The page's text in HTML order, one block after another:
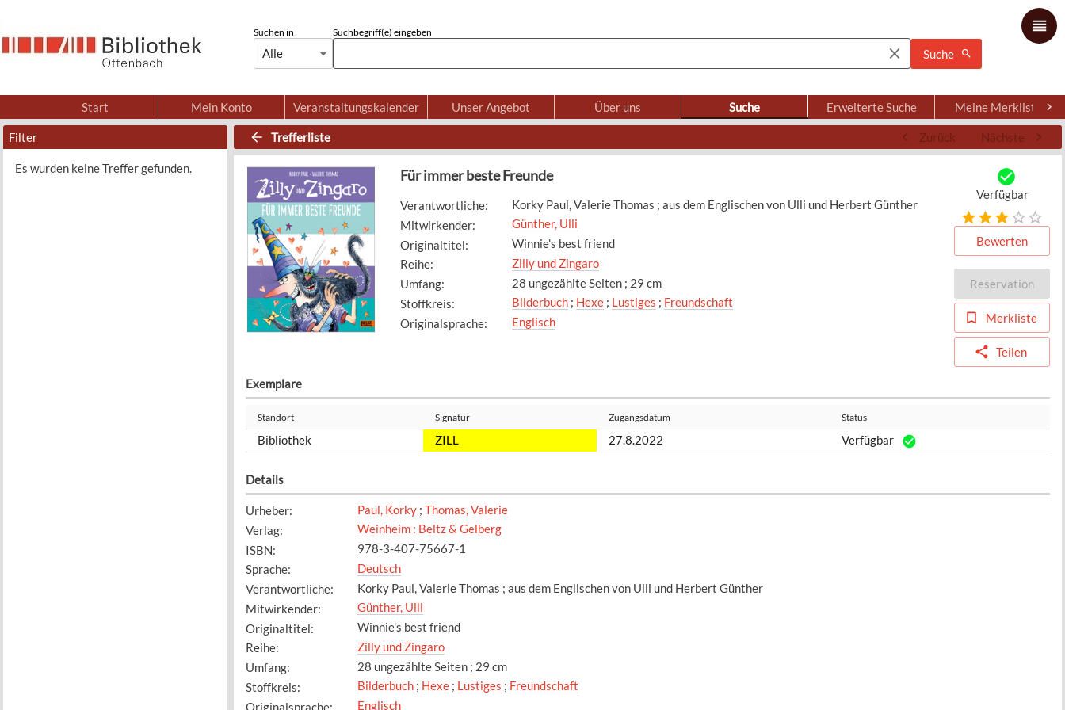
Suchen in
Alle
Suchbegriff(e) eingeben
Suche
Start Mein Konto Veranstaltungskalender Unser Angebot Über uns Suche Erweiterte Suche Meine Merkliste
Filter
Es wurden keine Treffer gefunden.
Trefferliste Zurück Nächste
Für immer beste Freunde
Verantwortliche:
Korky Paul, Valerie Thomas ; aus dem Englischen von Ulli und Herbert Günther
Mitwirkender:
Günther, Ulli
Originaltitel:
Winnie's best friend
Reihe:
Zilly und Zingaro
Umfang:
28 ungezählte Seiten ; 29 cm
Stoffkreis: Bilderbuch; Hexe; Lustiges ; Freundschaft
Originalsprache: Englisch
Verfügbar
Bewerten
Reservation
Merkliste
Teilen
Exemplare
Standort Signatur Zugangsdatum Status
Bibliothek ZILL 27.8.2022 Verfügbar
Details
Urheber: Paul, Korky; Thomas, Valerie
Verlag:
Weinheim : Beltz & Gelberg
ISBN:
978-3-407-75667-1
Sprache:
Deutsch
Verantwortliche:
Korky Paul, Valerie Thomas ; aus dem Englischen von Ulli und Herbert Günther
Mitwirkender:
Günther, Ulli
Originaltitel:
Winnie's best friend
Reihe:
Zilly und Zingaro
Umfang:
28 ungezählte Seiten ; 29 cm
Stoffkreis: Bilderbuch; Hexe; Lustiges ; Freundschaft
Originalsprache: Englisch